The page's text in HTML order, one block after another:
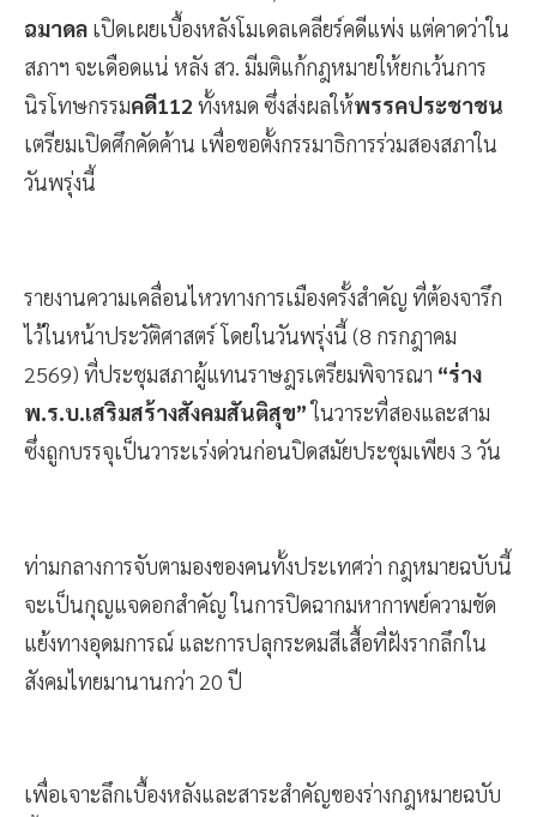
ฉมาดล เปิดเผยเบื้องหลังโมเดลเคลียร์คดีแพ่ง แต่คาดว่าใน
สภาฯ จะเดือดแน่ หลัง สว. มีมติแก้กฎหมายให้ยกเว้นการ
นิรโทษกรรมคดี112 ทั้งหมด ซึ่งส่งผลให้พรรคประชาชน
เตรียมเปิดศึกคัดค้าน เพื่อขอตั้งกรรมาธิการร่วมสองสภาใน
วันพรุ่งนี้
รายงานความเคลื่อนไหวทางการเมืองครั้งสำคัญ ที่ต้องจารึก
ไว้ในหน้าประวัติศาสตร์ โดยในวันพรุ่งนี้ (8 กรกฎาคม
2569) ที่ประชุมสภาผู้แทนราษฎรเตรียมพิจารณา “ร่าง
พ.ร.บ.เสริมสร้างสังคมสันติสุข”ในวาระที่สองและสาม
ซึ่งถูกบรรจุเป็นวาระเร่งด่วนก่อนปิดสมัยประชุมเพียง 3 วัน
ท่ามกลางการจับตามองของคนทั้งประเทศว่า กฎหมายฉบับนี้
จะเป็นกุญแจดอกสำคัญ ในการปิดฉากมหากาพย์ความขัด
แย้งทางอุดมการณ์ และการปลุกระดมสีเสื้อที่ฝังรากลึกใน
สังคมไทยมานานกว่า 20 ปี
เพื่อเจาะลึกเบื้องหลังและสาระสำคัญของร่างกฎหมายฉบับ